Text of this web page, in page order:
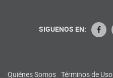
SIGUENOS EN:
Quiénes Somos Términos de Uso